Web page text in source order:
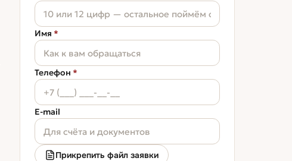
Имя *
Телефон *
E-mail
Прикрепить файл заявки